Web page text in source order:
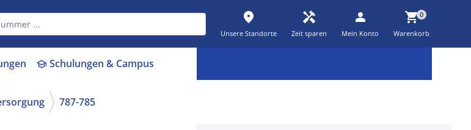
place
Unsere Standorte
handyman
Zeit sparen
person
Mein Konto
shopping_cart0
Warenkorb
schoolSchulungen & Campus
787-785